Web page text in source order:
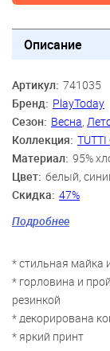
Описание
Артикул: 741035
Бренд: PlayToday
Сезон: Весна,
Коллекция: TUTTI
Материал: 95%
Цвет: белый,
Скидка: 47%
Мальчики
Возраст: 3 года, 4
Подробнее
* стильная майка
* горловина и
резинкой
* декорирована
* яркий принт